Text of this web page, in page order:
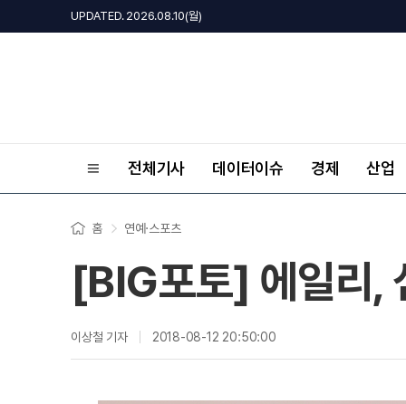
UPDATED. 2026.08.10(월)
전체기사 데이터이슈 경제 산업
홈 연예·스포츠
[BIG포토] 에일리,
이상철 기자 2018-08-12 20:50:00